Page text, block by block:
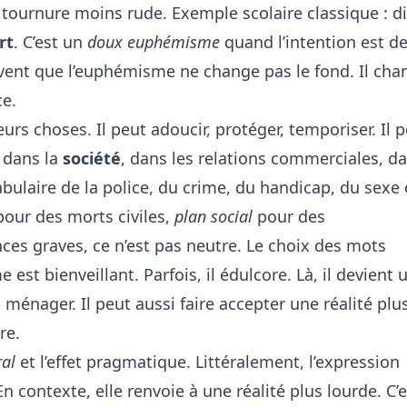
moins rude. Exemple scolaire classique :
. C’est un doux euphémisme quand l’intention est de
que l’euphémisme ne change pas le fond. Il
choses. Il peut adoucir, protéger, temporiser. Il
la société, dans les relations commerciales,
de la police, du crime, du handicap, du sexe
des morts civiles, plan social pour des
graves, ce n’est pas neutre. Le choix des mots
est bienveillant. Parfois, il édulcore. Là, il devient
Il peut aussi faire accepter une réalité
et l’effet pragmatique. Littéralement, l’expression
contexte, elle renvoie à une réalité plus lourde.